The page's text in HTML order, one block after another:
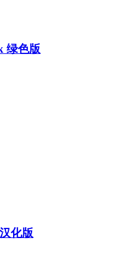
绿色版
化版